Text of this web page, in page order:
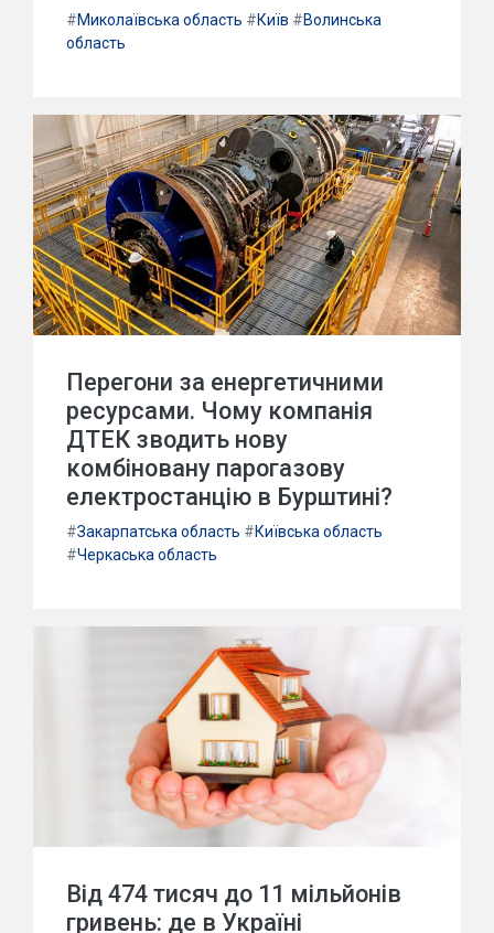
#Миколаївська область #Київ #Волинська
область
Перегони за енергетичними
ресурсами. Чому компанія
ДТЕК зводить нову
комбіновану парогазову
електростанцію в Бурштині?
#Закарпатська область #Київська область
#Черкаська область
Від 474 тисяч до 11 мільйонів
гривень: де в Україні